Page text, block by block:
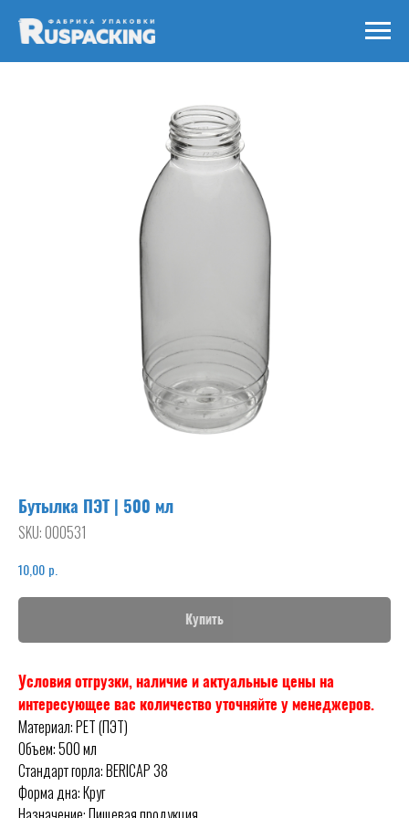
Бутылка ПЭТ | 500 мл
SKU:000531
10,00 р.
Купить
Условия отгрузки, наличие и актуальные цены на
интересующее вас количество уточняйте у менеджеров.
Материал: PET (ПЭТ)
Объем: 500 мл
Стандарт горла: BERICAP 38
Форма дна: Круг